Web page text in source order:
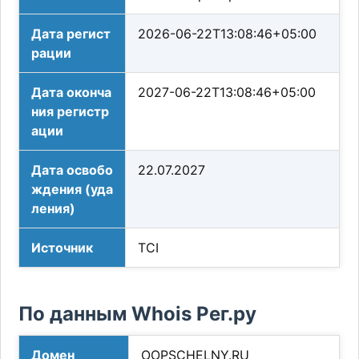
Дата регист
рации
2026-06-22T13:08:46+05:00
Дата оконча
ния регистр
ации
2027-06-22T13:08:46+05:00
Дата освобо
ждения (уда
ления)
22.07.2027
Источник TCI
По данным Whois Рег.ру
Домен OOPSCHELNY.RU